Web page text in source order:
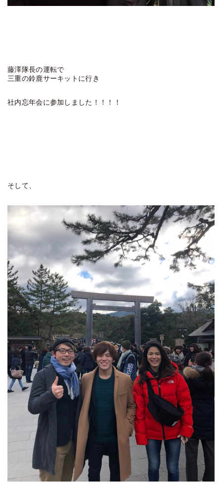
藤澤隊長の運転で
三重の鈴鹿サーキットに行き
社内忘年会に参加しました！！！！
そして、